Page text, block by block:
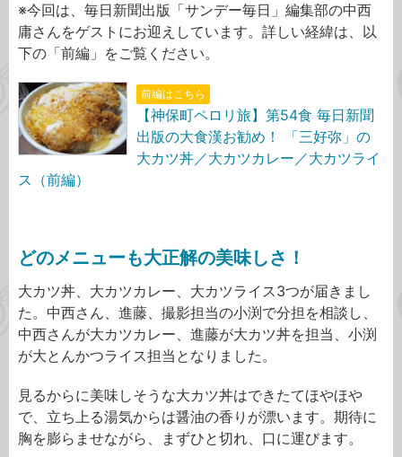
※今回は、毎日新聞出版「サンデー毎日」編集部の中西
庸さんをゲストにお迎えしています。詳しい経緯は、以
下の「前編」をご覧ください。
前編はこちら
【神保町ペロリ旅】第54食 毎日新聞
出版の大食漢お勧め！ 「三好弥」の
大カツ丼／大カツカレー／大カツライ
ス（前編）
どのメニューも大正解の美味しさ！
大カツ丼、大カツカレー、大カツライス3つが届きまし
た。中西さん、進藤、撮影担当の小渕で分担を相談し、
中西さんが大カツカレー、進藤が大カツ丼を担当、小渕
が大とんかつライス担当となりました。
見るからに美味しそうな大カツ丼はできたてほやほや
で、立ち上る湯気からは醤油の香りが漂います。期待に
胸を膨らませながら、まずひと切れ、口に運びます。